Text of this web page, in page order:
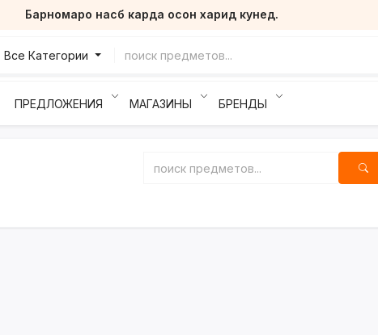
Барномаро насб карда осон харид кунед.
Все Категории
ПРЕДЛОЖЕНИЯ МАГАЗИНЫ БРЕНДЫ